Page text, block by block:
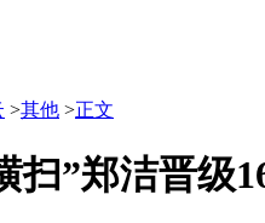
>其他 >正文
扫”郑洁晋级